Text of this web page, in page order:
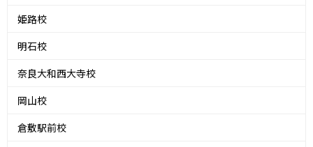
姫路校
明石校
奈良大和西大寺校
岡山校
倉敷駅前校